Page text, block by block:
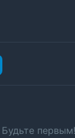
первым!